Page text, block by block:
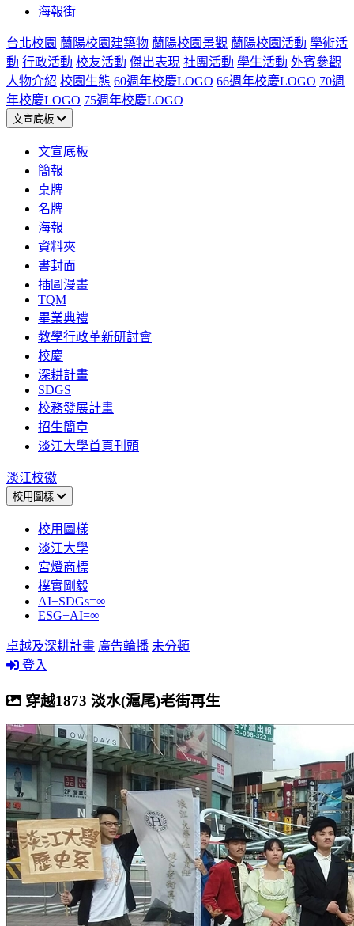
海報街
台北校園 蘭陽校園建築物 蘭陽校園景觀 蘭陽校園活動 學術活
動 行政活動 校友活動 傑出表現 社團活動 學生活動 外賓參觀
人物介紹 校園生態 60週年校慶LOGO 66週年校慶LOGO 70週
年校慶LOGO 75週年校慶LOGO
文宣底板
文宣底板
簡報
桌牌
名牌
海報
資料夾
書封面
插圖漫畫
TQM
畢業典禮
教學行政革新研討會
校慶
深耕計畫
SDGS
校務發展計畫
招生簡章
淡江大學首頁刊頭
淡江校徽
校用圖樣
校用圖樣
淡江大學
宮燈商標
樸實剛毅
AI+SDGs=∞
ESG+AI=∞
卓越及深耕計畫 廣告輪播 未分類
登入
穿越1873 淡水(滬尾)老街再生